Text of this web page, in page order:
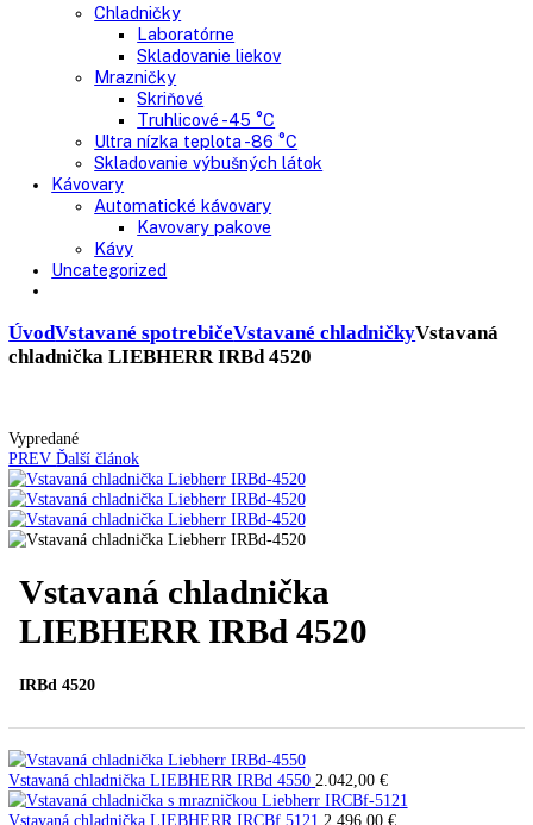
Skriňové
Truhlicové
Vinotéky
Pekárne
Chladničky
Mrazničky
Výskum a laboratóriá
Kombinované laboratórne chladničky
Chladničky
Laboratórne
Mrazničky
Truhlicové -45 °C
Ultra nízka teplota -86 °C
Kávy
Uncategorized
chladnička LIEBHERR IRBd 4520
Vypredané